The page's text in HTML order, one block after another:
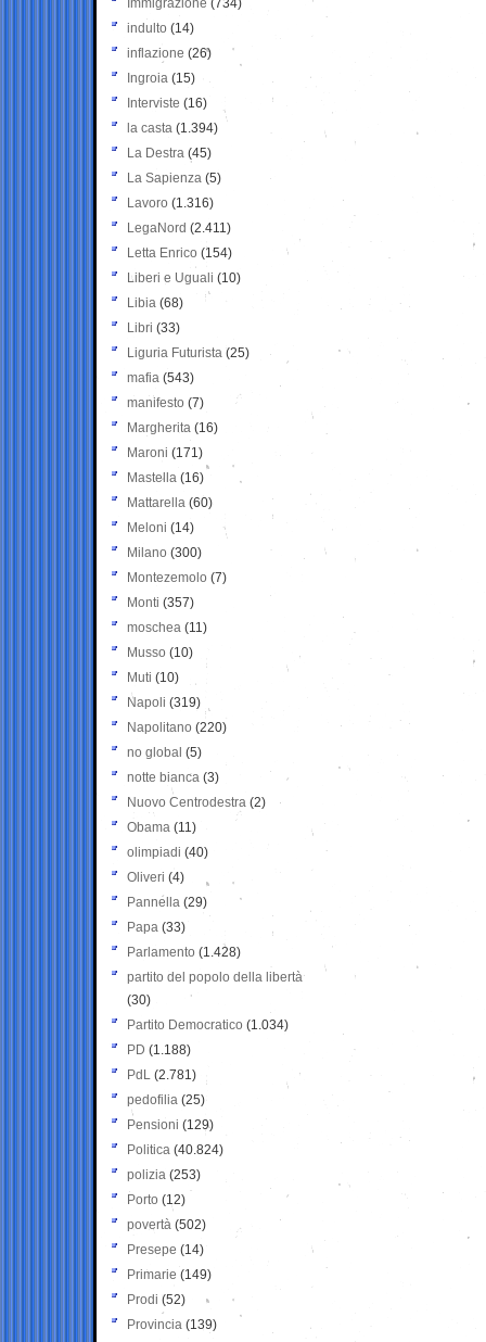
Immigrazione (734)
indulto (14)
inflazione (26)
Ingroia (15)
Interviste (16)
la casta (1.394)
La Destra (45)
La Sapienza (5)
Lavoro (1.316)
LegaNord (2.411)
Letta Enrico (154)
Liberi e Uguali (10)
Libia (68)
Libri (33)
Liguria Futurista (25)
mafia (543)
manifesto (7)
Margherita (16)
Maroni (171)
Mastella (16)
Mattarella (60)
Meloni (14)
Milano (300)
Montezemolo (7)
Monti (357)
moschea (11)
Musso (10)
Muti (10)
Napoli (319)
Napolitano (220)
no global (5)
notte bianca (3)
Nuovo Centrodestra (2)
Obama (11)
olimpiadi (40)
Oliveri (4)
Pannella (29)
Papa (33)
Parlamento (1.428)
partito del popolo della libertà
(30)
Partito Democratico (1.034)
PD (1.188)
PdL (2.781)
pedofilia (25)
Pensioni (129)
Politica (40.824)
polizia (253)
Porto (12)
povertà (502)
Presepe (14)
Primarie (149)
Prodi (52)
Provincia (139)